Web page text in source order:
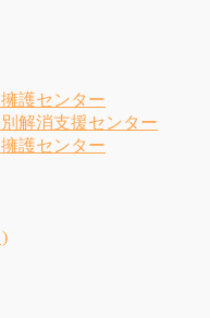
護センター
解消支援センター
護センター